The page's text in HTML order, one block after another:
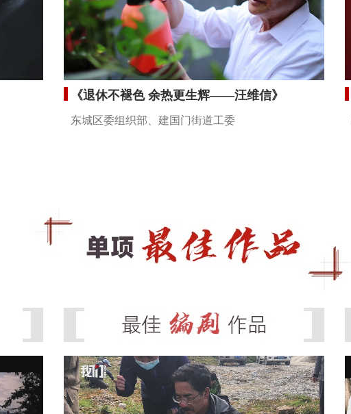
《退休不褪色 余热更生辉——汪维信》
东城区委组织部、建国门街道工委